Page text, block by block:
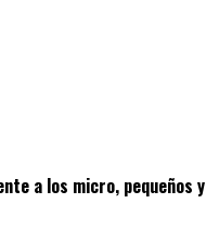
a los micro, pequeños